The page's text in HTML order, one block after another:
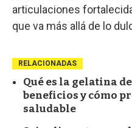
articulaciones
que va más allá de lo
RELACIONADAS
Qué es la gelatina
beneficios y cómo
saludable